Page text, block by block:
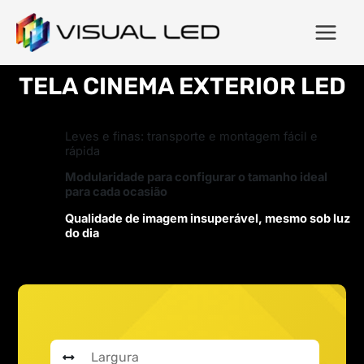
TELA CINEMA EXTERIOR LED
Leves e finas: transporte e montagem fácil e
rápida
Modularidade para configurar o tamanho ideal
para cada ocasião
Qualidade de imagem insuperável, mesmo sob luz
do dia